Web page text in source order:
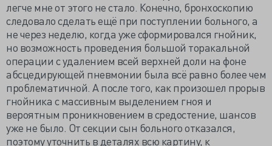
легче мне от этого не стало. Конечно, бронхоскопию
следовало сделать ещё при поступлении больного, а
не через неделю, когда уже сформировался гнойник,
но возможность проведения большой торакальной
операции с удалением всей верхней доли на фоне
абсцедирующей пневмонии была всё равно более чем
проблематичной. А после того, как произошел прорыв
гнойника с массивным выделением гноя и
вероятным проникновением в средостение, шансов
уже не было. От секции сын больного отказался,
поэтому уточнить в деталях всю картину, к